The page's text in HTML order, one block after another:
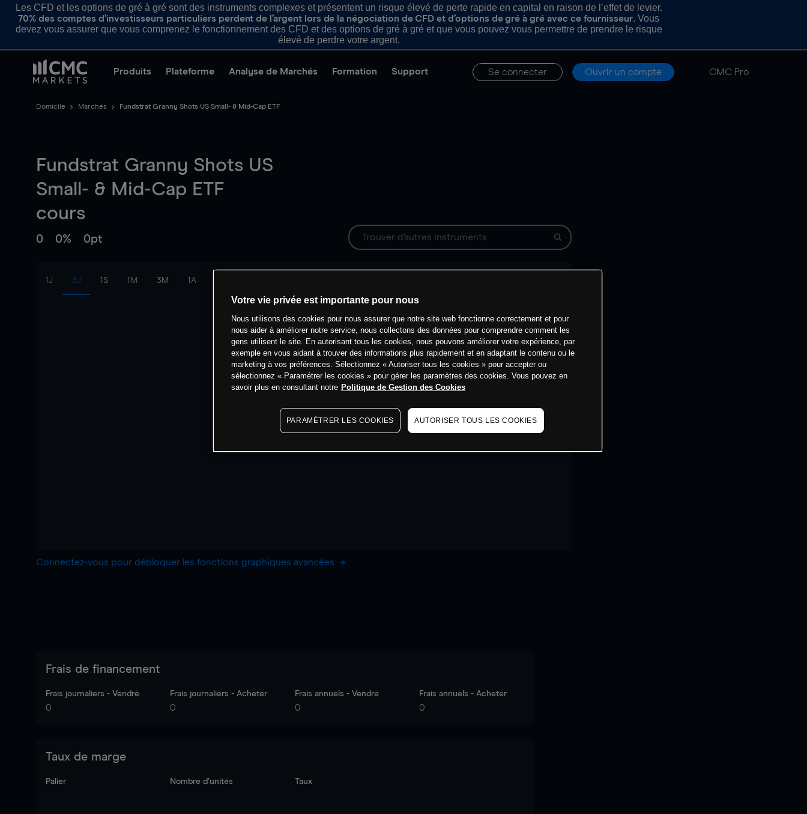
Les CFD et les options de gré à gré sont des instruments complexes et présentent un risque élevé de perte rapide en capital en raison de l’effet de levier.
70% des comptes d’investisseurs particuliers perdent de l’argent lors de la négociation de CFD et d’options de gré à gré avec ce fournisseur. Vous
devez vous assurer que vous comprenez le fonctionnement des CFD et des options de gré à gré et que vous pouvez vous permettre de prendre le risque
élevé de perdre votre argent.
Produits Plateforme Analyse de Marchés Formation Support Se connecter Ouvrir un compte CMC Pro
Domicile Marchés Fundstrat Granny Shots US Small- & Mid-Cap ETF
Fundstrat Granny Shots US
Small- & Mid-Cap ETF
cours
0 0% 0pt
1J 3J 1S 1M 3M 1A
Connectez-vous pour débloquer les fonctions graphiques avancées
Frais de financement
Frais journaliers - Vendre
0
Frais journaliers - Acheter
0
Frais annuels - Vendre
0
Frais annuels - Acheter
0
Taux de marge
Palier Nombre d’unités Taux
Votre vie privée est importante pour nous
Nous utilisons des cookies pour nous assurer que notre site web fonctionne correctement et pour
nous aider à améliorer notre service, nous collectons des données pour comprendre comment les
gens utilisent le site. En autorisant tous les cookies, nous pouvons améliorer votre expérience, par
exemple en vous aidant à trouver des informations plus rapidement et en adaptant le contenu ou le
marketing à vos préférences. Sélectionnez « Autoriser tous les cookies » pour accepter ou
sélectionnez « Paramétrer les cookies » pour gérer les paramètres des cookies. Vous pouvez en
savoir plus en consultant notre Politique de Gestion des Cookies
PARAMÉTRER LES COOKIES AUTORISER TOUS LES COOKIES